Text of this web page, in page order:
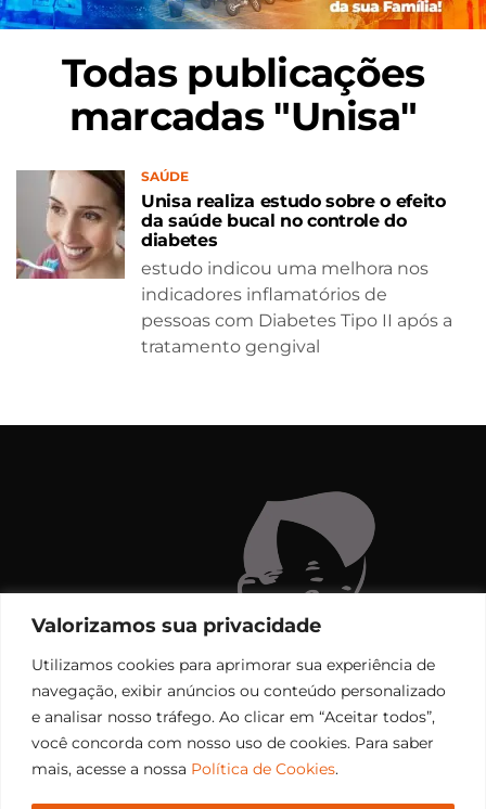
Valorizamos sua privacidade
Utilizamos cookies para aprimorar sua experiência de
navegação, exibir anúncios ou conteúdo personalizado
e analisar nosso tráfego. Ao clicar em “Aceitar todos”,
você concorda com nosso uso de cookies. Para saber
mais, acesse a nossa Política de Cookies.
Todas publicações
marcadas "Unisa"
SAÚDE
Unisa realiza estudo sobre o efeito
da saúde bucal no controle do
diabetes
estudo indicou uma melhora nos
indicadores inflamatórios de
pessoas com Diabetes Tipo II após a
tratamento gengival